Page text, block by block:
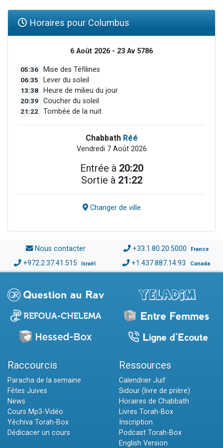
Horaires pour Columbus
6 Août 2026 - 23 Av 5786
05:36 Mise des Téfilines
06:35 Lever du soleil
13:38 Heure de milieu du jour
20:39 Coucher du soleil
21:22 Tombée de la nuit
Chabbath Réé
Vendredi 7 Août 2026
Entrée à 20:20
Sortie à 21:22
Changer de ville
Nous contacter +33.1.80.20.5000 France
+972.2.37.41.515 Israël +1.437.887.14.93 Canada
Raccourcis
Paracha de la semaine
Fêtes Juives
News
Cours Mp3-Vidéo
Yéchiva Torah-Box
Dédicacer un cours
Ressources
Calendrier Juif
Sidour (livre de prière)
Horaires de Chabbath
Livres Torah-Box
Inscription
Podcast Torah-Box
English Version